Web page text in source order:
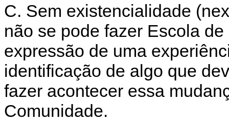
C. Sem existencialidade
não se pode fazer Escola
expressão de uma
identificação de algo que
fazer acontecer essa
Comunidade.